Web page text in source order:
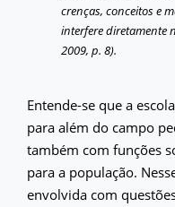
crenças, conceitos e
interfere diretamente
2009, p. 8).
Entende-se que a
para além do campo
também com funções
para a população.
envolvida com